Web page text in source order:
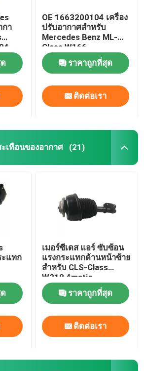
กา
OE 1663200104 เครื่อง
ปรับอากาศสําหรับ
Mercedes Benz ML-
Class W166
ราคาถูกที่สุด
ติดต่อเรา
เทือนของอากาศ (21)
ะแทก
เมอร์ซีเดส แอร์ ซับซ้อน
แรงกระแทกด้านหน้าซ้าย
สําหรับ CLS-Class
W218 4matic
2123201938
ราคาถูกที่สุด
ติดต่อเรา